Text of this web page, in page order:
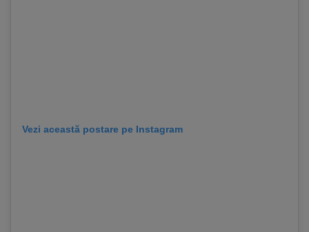
Vezi această postare pe Instagram